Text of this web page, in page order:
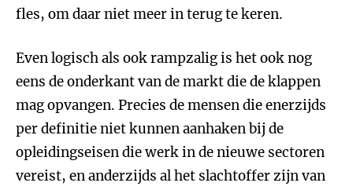
fles, om daar niet meer in terug te keren.
Even logisch als ook rampzalig is het ook nog
eens de onderkant van de markt die de klappen
mag opvangen. Precies de mensen die enerzijds
per definitie niet kunnen aanhaken bij de
opleidingseisen die werk in de nieuwe sectoren
vereist, en anderzijds al het slachtoffer zijn van